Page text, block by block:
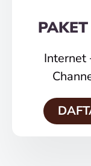
Internet